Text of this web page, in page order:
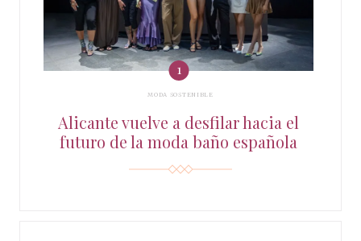
MODA SOSTENIBLE
Alicante vuelve a desfilar hacia el
futuro de la moda baño española